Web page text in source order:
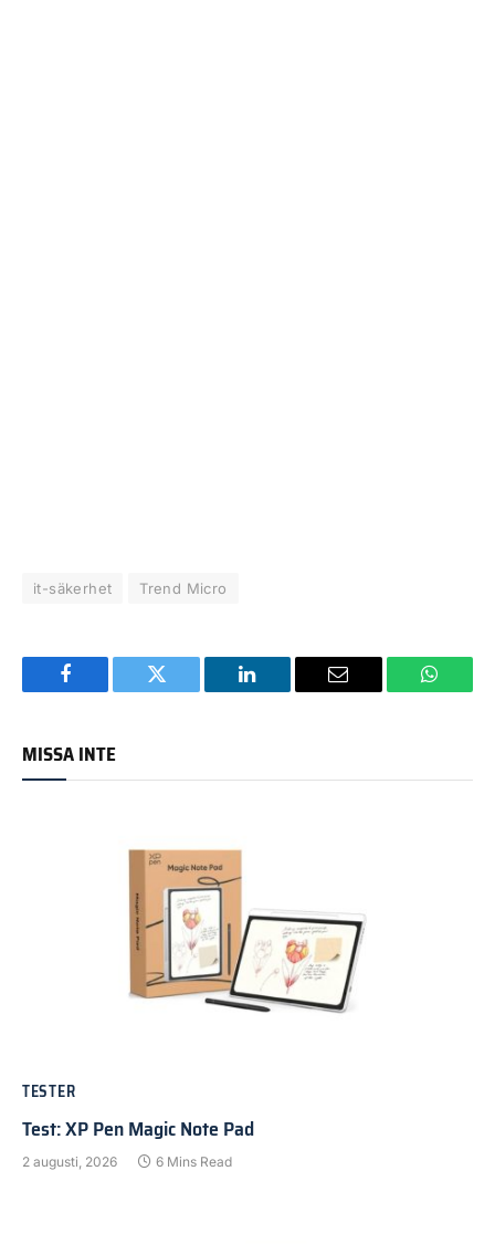
it-säkerhet Trend Micro
Facebook Twitter LinkedIn Email
MISSA INTE
TESTER
Test: XP Pen Magic Note Pad
2 augusti, 2026 6 Mins Read